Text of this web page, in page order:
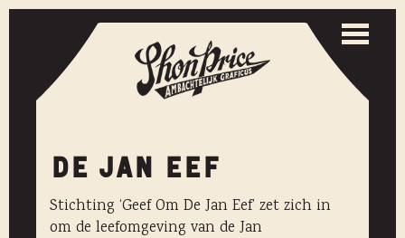
Toggle
DE JAN EEF
Stichting ‘Geef Om De Jan Eef’ zet zich in
om de leefomgeving van de Jan